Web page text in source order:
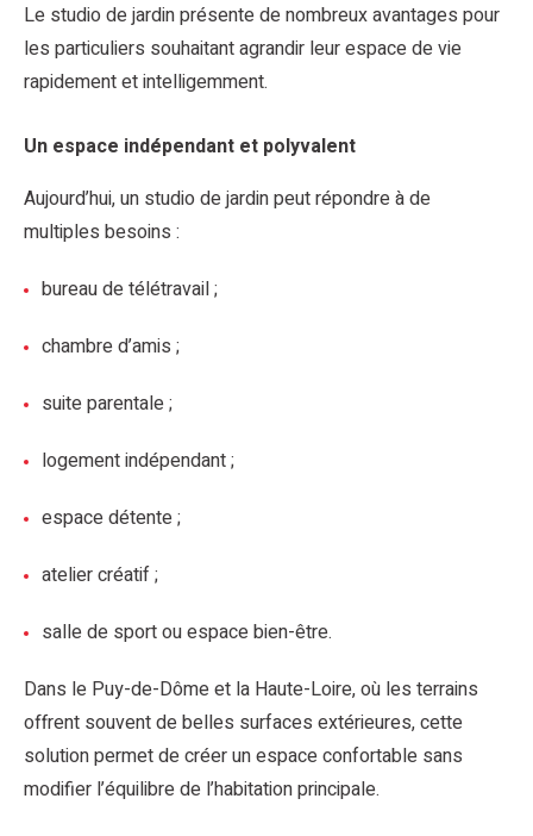
Le studio de jardin présente de nombreux avantages pour
les particuliers souhaitant agrandir leur espace de vie
rapidement et intelligemment.
Un espace indépendant et polyvalent
Aujourd’hui, un studio de jardin peut répondre à de
multiples besoins :
bureau de télétravail ;
chambre d’amis ;
suite parentale ;
logement indépendant ;
espace détente ;
atelier créatif ;
salle de sport ou espace bien-être.
Dans le Puy-de-Dôme et la Haute-Loire, où les terrains
offrent souvent de belles surfaces extérieures, cette
solution permet de créer un espace confortable sans
modifier l’équilibre de l’habitation principale.